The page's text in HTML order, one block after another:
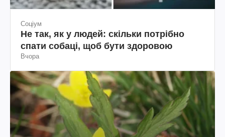
Соціум
Не так, як у людей: скільки потрібно
спати собаці, щоб бути здоровою
Вчора